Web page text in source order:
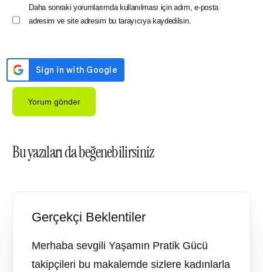
Daha sonraki yorumlarımda kullanılması için adım, e-posta
adresim ve site adresim bu tarayıcıya kaydedilsin.
Bu yazıları da beğenebilirsiniz
Gerçekçi Beklentiler
Merhaba sevgili Yaşamın Pratik Gücü
takipçileri bu makalemde sizlere kadınlarla